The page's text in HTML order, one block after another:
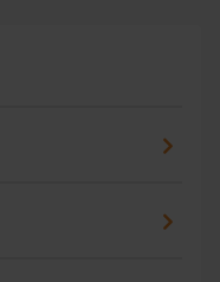
12 maanden is